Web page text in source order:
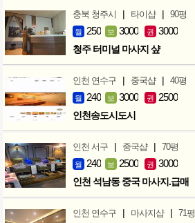
충북 청주시 | 타이샵 | 90평
월 250 보 3000 권 3000
청주 터미널 마사지 샾
인천 연수구 | 중국샵 | 40평
월 240 보 3000 권 2500
인천송도시도시
인천 서구 | 중국샵 | 70평
월 240 보 2500 권 3000
인천 석남동 중국 마사지.급매
인천 연수구 | 마사지샵 | 71평